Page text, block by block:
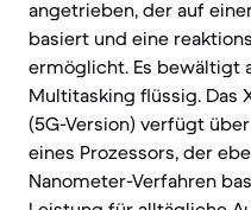
angetrieben, der auf
basiert und eine
ermöglicht. Es bewältigt
Multitasking flüssig. Das
(5G-Version) verfügt
eines Prozessors, der
Nanometer-Verfahren